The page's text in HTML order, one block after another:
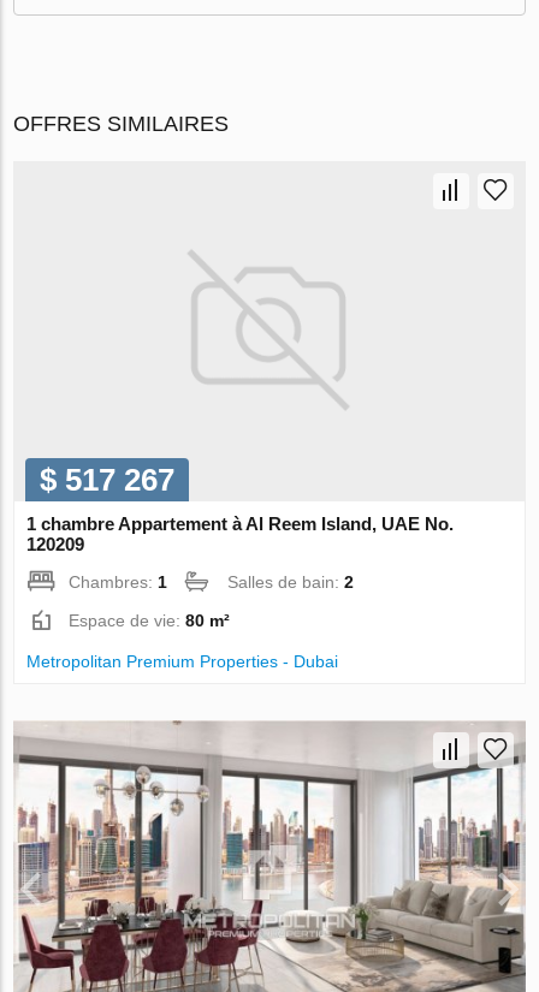
OFFRES SIMILAIRES
$ 517 267
1 chambre Appartement à Al Reem Island, UAE No.
120209
Chambres:1 Salles de bain:2
Espace de vie:80 m²
Metropolitan Premium Properties - Dubai